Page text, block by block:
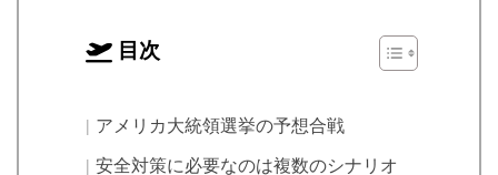
目次
アメリカ大統領選挙の予想合戦
安全対策に必要なのは複数のシナリオ